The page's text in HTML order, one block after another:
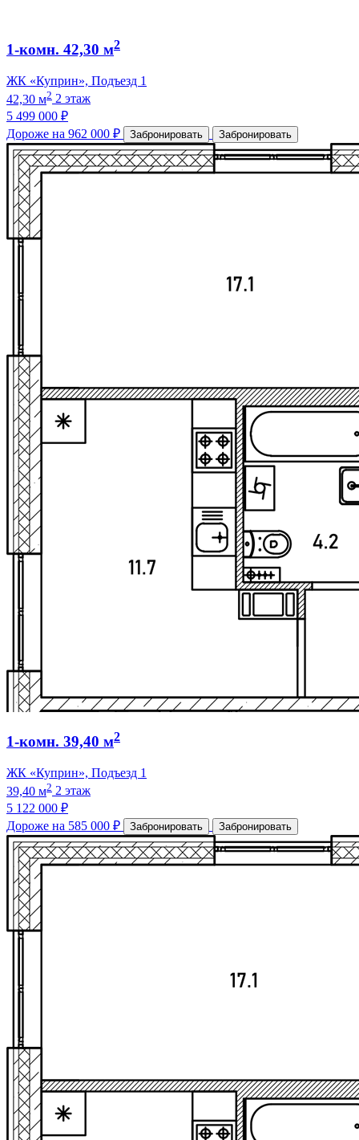
1-комн. 42,30 м2
ЖК «Куприн», Подъезд 1
42,30 м2 2 этаж
5 499 000 ₽
Дороже на 962 000 ₽
Забронировать Забронировать
1-комн. 39,40 м2
ЖК «Куприн», Подъезд 1
39,40 м2 2 этаж
5 122 000 ₽
Дороже на 585 000 ₽
Забронировать Забронировать